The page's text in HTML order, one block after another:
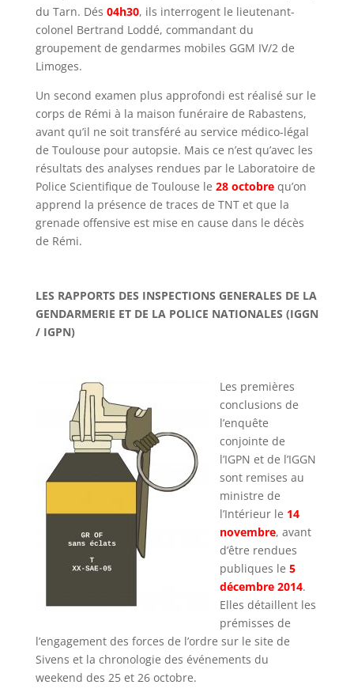
du Tarn. Dés 04h30, ils interrogent le lieutenant-
colonel Bertrand Loddé, commandant du
groupement de gendarmes mobiles GGM IV/2 de
Limoges.
Un second examen plus approfondi est réalisé sur le
corps de Rémi à la maison funéraire de Rabastens,
avant qu’il ne soit transféré au service médico-légal
de Toulouse pour autopsie. Mais ce n’est qu’avec les
résultats des analyses rendues par le Laboratoire de
Police Scientifique de Toulouse le 28 octobrequ’on
apprend la présence de traces de TNT et que la
grenade offensive est mise en cause dans le décès
de Rémi.
LES RAPPORTS DES INSPECTIONS GENERALES DE LA
GENDARMERIE ET DE LA POLICE NATIONALES (IGGN
/ IGPN)
Les premières
conclusions de
l’enquête
conjointe de
l’IGPN et de l’IGGN
sont remises au
ministre de
l’Intérieur le 14
novembre, avant
d’être rendues
publiques le 5
décembre 2014.
Elles détaillent les
prémisses de
l’engagement des forces de l’ordre sur le site de
Sivens et la chronologie des événements du
weekend des 25 et 26 octobre.